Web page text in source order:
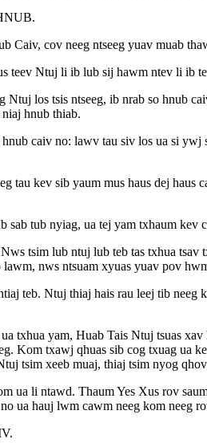
cov neeg ntseeg yuav muab
teev Ntuj li ib lub sij hawm ntev li ib
Ntuj los tsis ntseeg, ib nrab so hnub
hnub thiab.
caiv no: lawv tau siv los ua si
tau kev sib yaum mus haus dej
sab tub nyiag, ua tej yam txhaum kev
tsim lub ntuj lub teb tas txhua
nws ntsuam xyuas yuav pov
teb. Ntuj thiaj hais rau leej tib
txhua yam, Huab Tais Ntuj tsuas
Kom txawj qhuas sib cog txuag ua
tsim xeeb muaj, thiaj tsim nyog
ua li ntawd. Thaum Yes Xus rov
ua hauj lwm cawm neeg kom neeg